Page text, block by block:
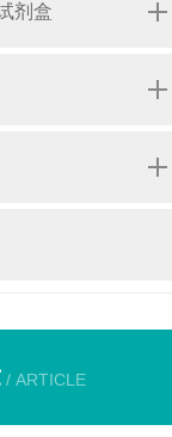
剂盒
/ ARTICLE